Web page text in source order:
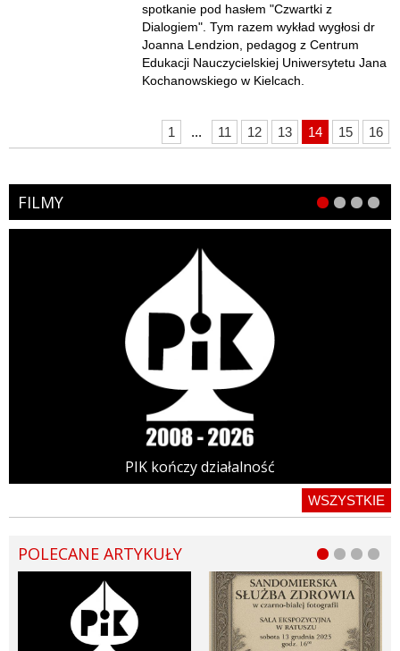
spotkanie pod hasłem "Czwartki z
Dialogiem". Tym razem wykład wygłosi dr
Joanna Lendzion, pedagog z Centrum
Edukacji Nauczycielskiej Uniwersytetu Jana
Kochanowskiego w Kielcach.
1 ... 11 12 13 14 15 16
FILMY
PIK kończy działalność
WSZYSTKIE
POLECANE ARTYKUŁY